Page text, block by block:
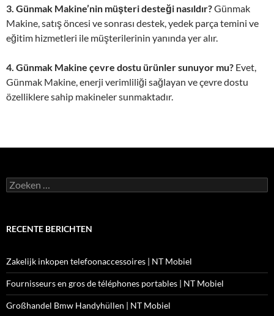
3. Günmak Makine’nin müşteri desteği nasıldır?Günmak
Makine, satış öncesi ve sonrası destek, yedek parça temini ve
eğitim hizmetleri ile müşterilerinin yanında yer alır.
4. Günmak Makine çevre dostu ürünler sunuyor mu? Evet,
Günmak Makine, enerji verimliliği sağlayan ve çevre dostu
özelliklere sahip makineler sunmaktadır.
Zoeken
naar:
RECENTE BERICHTEN
Zakelijk inkopen telefoonaccessoires | NT Mobiel
Fournisseurs en gros de téléphones portables | NT Mobiel
Großhandel Bmw Handyhüllen | NT Mobiel